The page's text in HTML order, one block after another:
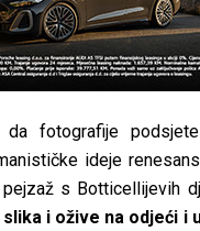
fotografije
ideje
s Botticellijevih
i ožive na odjeći i